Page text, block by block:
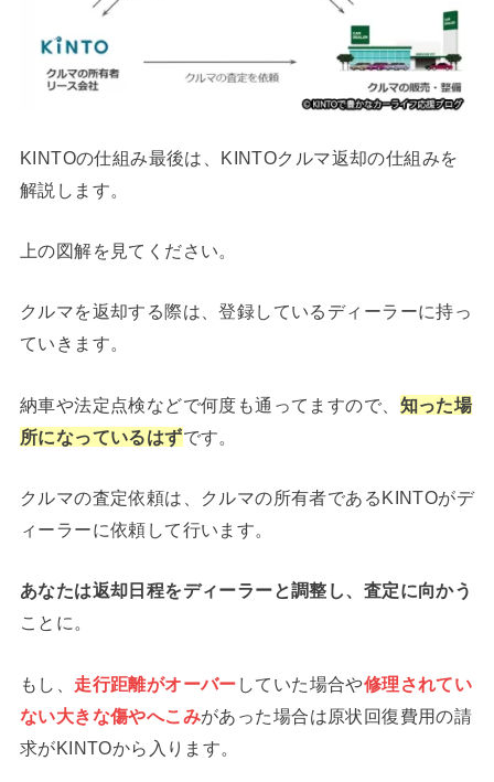
KINTOの仕組み最後は、KINTOクルマ返却の仕組みを
解説します。
上の図解を見てください。
クルマを返却する際は、登録しているディーラーに持っ
ていきます。
納車や法定点検などで何度も通ってますので、 知った場
所になっているはずです。
クルマの査定依頼は、クルマの所有者であるKINTOがデ
ィーラーに依頼して行います。
あなたは返却日程をディーラーと調整し、査定に向かう
ことに。
もし、 走行距離がオーバー していた場合や修理されてい
ない大きな傷やへこみがあった場合は原状回復費用の請
求がKINTOから入ります。